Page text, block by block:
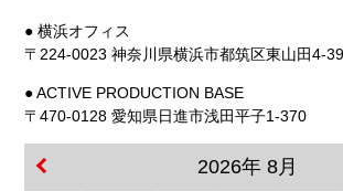
● 横浜オフィス
〒224-0023 神奈川県横浜市都筑区東山田4-
● ACTIVE PRODUCTION BASE
〒470-0128 愛知県日進市浅田平子1-370
2026年 8月